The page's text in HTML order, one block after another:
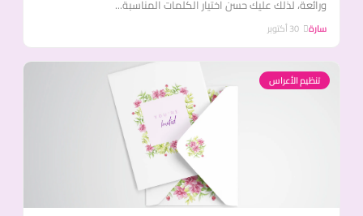
ورائعة، لذلك عليك حسن اختيار الكلمات المناسبة...
سارة
تنظيم الأعراس